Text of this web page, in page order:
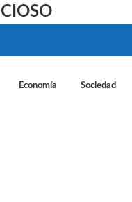
Economía Sociedad